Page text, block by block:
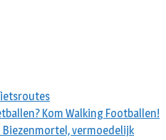
Kom Walking Footballen!
vermoedelijk